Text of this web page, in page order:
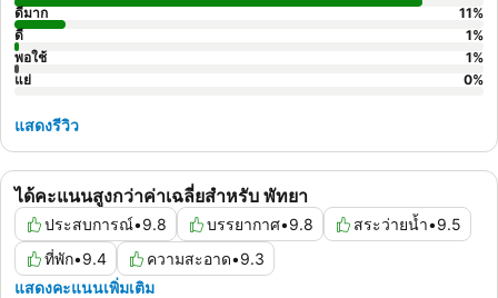
ได้คะแนนสูงกว่าค่าเฉลี่ยสำหรับ พัทยา
ประสบการณ์•9.8 บรรยากาศ•9.8 สระว่ายน้ำ•9.5
ที่พัก•9.4 ความสะอาด•9.3
แสดงคะแนนเพิ่มเติม
ดีมาก
11%
ดี
1%
พอใช้
1%
แย่
0%
แสดงรีวิว